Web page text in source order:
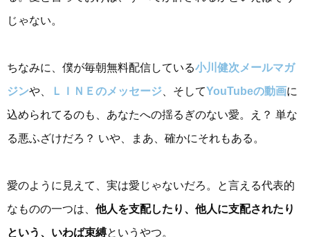
じゃない。
ちなみに、僕が毎朝無料配信している小川健次メールマガ
ジンや、 ＬＩＮＥのメッセージ 、そしてYouTubeの動画に
込められてるのも、あなたへの揺るぎのない愛。え？ 単な
る悪ふざけだろ？ いや、まあ、確かにそれもある。
愛のように見えて、実は愛じゃないだろ。と言える代表的
なものの一つは、 他人を支配したり、他人に支配されたり
という、いわば束縛というやつ。